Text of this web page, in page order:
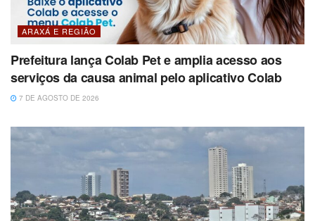
ARAXÁ E REGIÃO
Prefeitura lança Colab Pet e amplia acesso aos
serviços da causa animal pelo aplicativo Colab
7 DE AGOSTO DE 2026